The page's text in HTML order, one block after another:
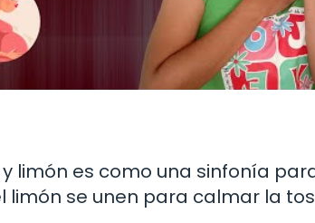
limón es como una sinfonía
limón se unen para calmar la